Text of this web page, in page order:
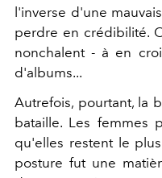
l'inverse d'une
perdre en crédibilité.
nonchalent - à en
d'albums...
Autrefois, pourtant, la
bataille. Les femmes
qu'elles restent le
posture fut une